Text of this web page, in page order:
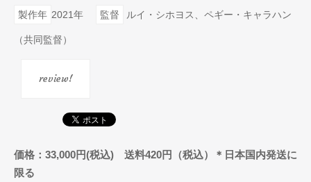
製作年 2021年 監督 ルイ・シホヨス、ペギー・キャラハン
（共同監督）
review!
価格：33,000円(税込) 送料420円（税込）＊日本国内発送に
限る